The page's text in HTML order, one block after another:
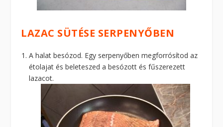
LAZAC SÜTÉSE SERPENYŐBEN
A halat besózod. Egy serpenyőben megforrósítod az
étolajat és beleteszed a besózott és fűszerezett
lazacot.